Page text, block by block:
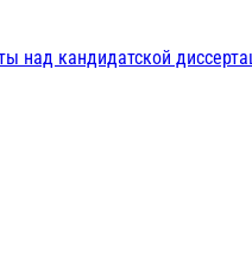
над кандидатской